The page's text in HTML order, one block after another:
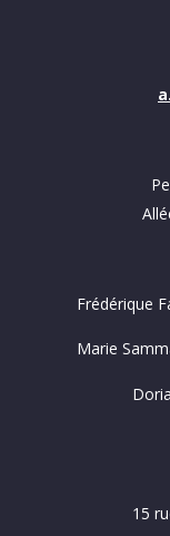
Frédérique
Marie
15